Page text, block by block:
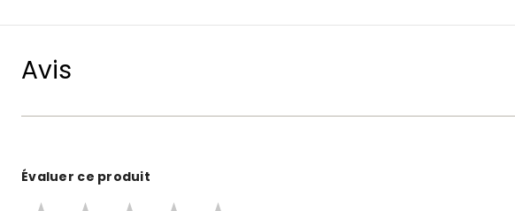
Avis
Évaluer ce produit